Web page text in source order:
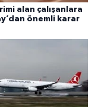
alan çalışanlara
önemli karar